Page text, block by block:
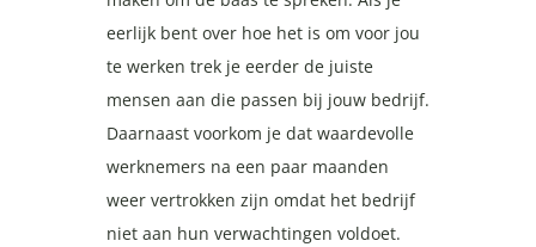
eerlijk bent over hoe het is om voor jou
te werken trek je eerder de juiste
mensen aan die passen bij jouw bedrijf.
Daarnaast voorkom je dat waardevolle
werknemers na een paar maanden
weer vertrokken zijn omdat het bedrijf
niet aan hun verwachtingen voldoet.